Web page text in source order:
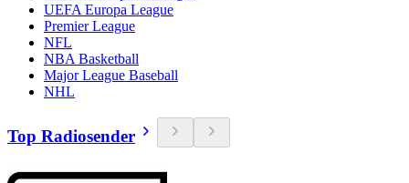
UEFA Europa League
Premier League
NFL
NBA Basketball
Major League Baseball
NHL
Top Radiosender